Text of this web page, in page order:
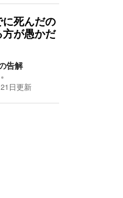
に死んだの
方が愚かだ
告解
日更新